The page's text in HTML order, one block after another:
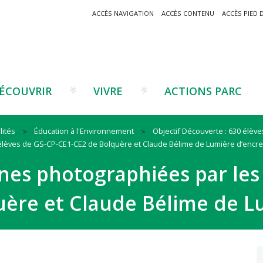
ACCÈS NAVIGATION ACCÈS CONTENU ACCÈS PIED
Traditions catalanes
Musées et sites
VIVRE
marque Valeurs Parc
Les réseaux
ACTIONS PARC
Agriculture
Filières émergentes
Éducation à l'Environnement
Objectif Découverte : 630
de GS-CP-CE1-CE2 de Bolquère et Claude Bélime de Lumière d’encre
photographiées par les
et Claude Bélime de